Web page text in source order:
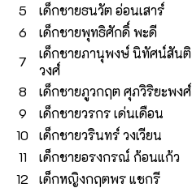
5
เด็กชายธนวัต อ่อนเสาร์
6
เด็กชายพุทธิศักดิ์ พะดี
7
เด็กชายภานุพงษ์ นิทัศน์สันติ
วงศ์
8
เด็กชายภูวกฤต ศุภวิริยะพงศ์
9
เด็กชายวรกร เด่นเดือน
10
เด็กชายวรินทร์ วงเวียน
11
เด็กชายอรงกรณ์ ก้อนแก้ว
12
เด็กหญิงกฤตพร แชกรี